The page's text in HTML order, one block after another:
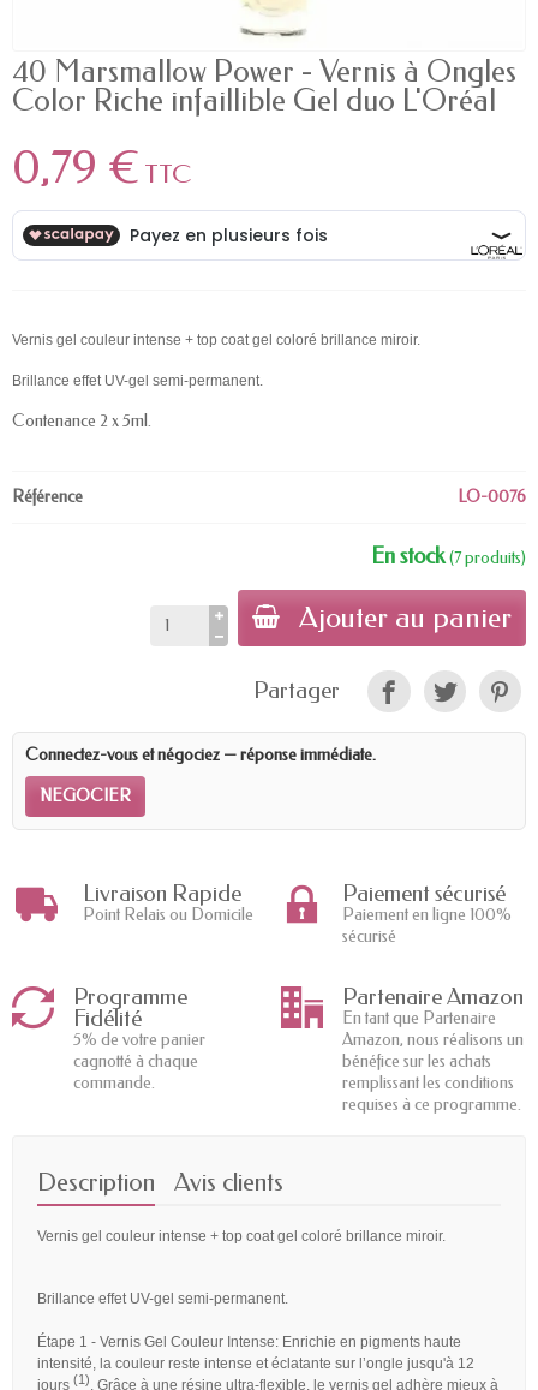
40 Marsmallow Power - Vernis à Ongles
Color Riche infaillible Gel duo L'Oréal
0,79 € TTC
Vernis gel couleur intense + top coat gel coloré brillance miroir.
Brillance effet UV-gel semi-permanent.
Contenance 2 x 5ml.
Référence LO-0076
En stock(7 produits)
Ajouter au panier
Partager
Connectez-vous et négociez — réponse immédiate.
NEGOCIER
Livraison Rapide
Point Relais ou Domicile
Paiement sécurisé
Paiement en ligne 100%
sécurisé
Programme
Fidélité
5% de votre panier
cagnotté à chaque
commande.
Partenaire Amazon
En tant que Partenaire
Amazon, nous réalisons un
bénéfice sur les achats
remplissant les conditions
requises à ce programme.
Description Avis clients
Vernis gel couleur intense + top coat gel coloré brillance miroir.
Brillance effet UV-gel semi-permanent.
Étape 1 - Vernis Gel Couleur Intense: Enrichie en pigments haute
intensité, la couleur reste intense et éclatante sur l’ongle jusqu'à 12
jours (1). Grâce à une résine ultra-flexible, le vernis gel adhère mieux à